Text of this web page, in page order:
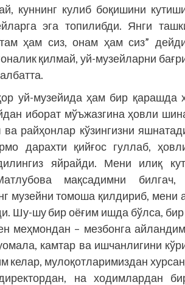
куннинг кулиб боқишини
эга топилибди. Янги
ҳам сиз, онам ҳам сиз”
қилмай, уй-музейларни
уй-музейида ҳам бир қарашда
иборат мўъжазгина ҳовли
ва райҳонлар кўзингизни
дарахти қийғос гуллаб,
яйрайди. Мени илиқ
мақсадимни
музейни томоша қилдириб, мени
Шу-шу бир оёғим ишда бўлса,
меҳмондан – мезбонга
камтар ва ишчанлигини
келар, мулоқотларимиздан
на ходимлардан